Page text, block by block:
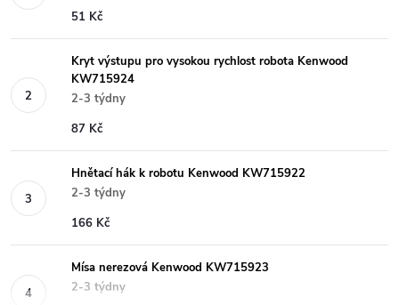
51 Kč
Kryt výstupu pro vysokou rychlost robota Kenwood
KW715924
2-3 týdny
87 Kč
Hnětací hák k robotu Kenwood KW715922
2-3 týdny
166 Kč
Mísa nerezová Kenwood KW715923
2-3 týdny